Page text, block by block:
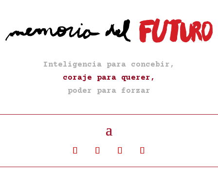
Inteligencia para concebir,
coraje para querer,
poder para forzar